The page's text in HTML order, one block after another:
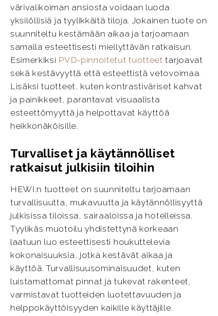
värivalikoiman ansiosta voidaan luoda
yksilöllisiä ja tyylikkäitä tiloja. Jokainen tuote on
suunniteltu kestämään aikaa ja tarjoamaan
samalla esteettisesti miellyttävän ratkaisun.
Esimerkiksi PVD-pinnoitetut tuotteet tarjoavat
sekä kestävyyttä että esteettistä vetovoimaa.
Lisäksi tuotteet, kuten kontrastiväriset kahvat
ja painikkeet, parantavat visuaalista
esteettömyyttä ja helpottavat käyttöä
heikkonäköisille.
Turvalliset ja käytännölliset
ratkaisut julkisiin tiloihin
HEWI:n tuotteet on suunniteltu tarjoamaan
turvallisuutta, mukavuutta ja käytännöllisyyttä
julkisissa tiloissa, sairaaloissa ja hotelleissa.
Tyylikäs muotoilu yhdistettynä korkeaan
laatuun luo esteettisesti houkuttelevia
kokonaisuuksia, jotka kestävät aikaa ja
käyttöä. Turvallisuusominaisuudet, kuten
luistamattomat pinnat ja tukevat rakenteet,
varmistavat tuotteiden luotettavuuden ja
helppokäyttöisyyden kaikille käyttäjille.